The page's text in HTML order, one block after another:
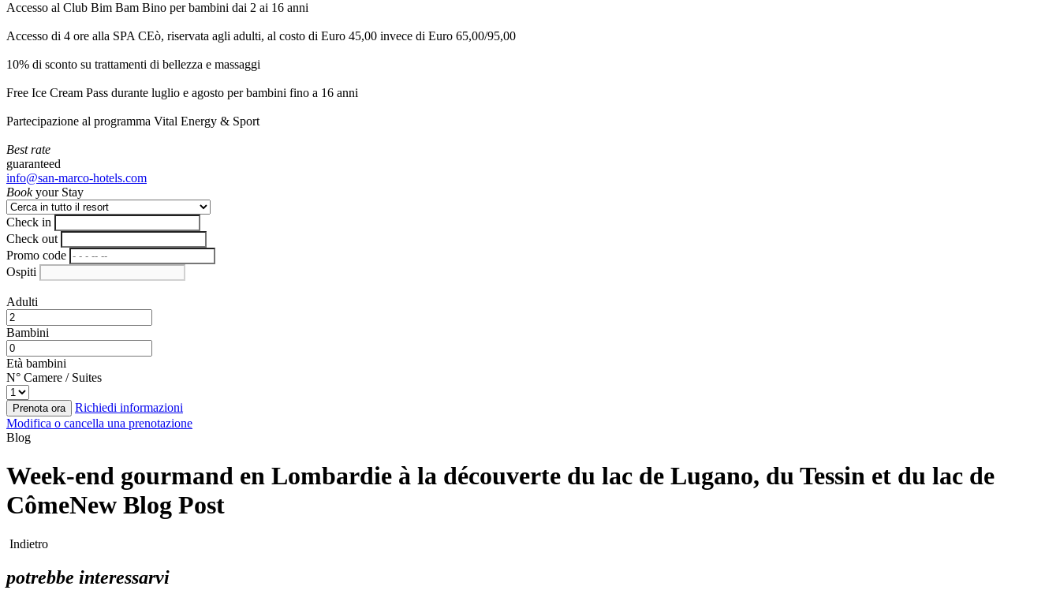
Accesso al Club Bim Bam Bino per bambini dai 2 ai 16 anni
Accesso di 4 ore alla SPA CEò, riservata agli adulti, al costo di Euro 45,00 invece di Euro 65,00/95,00
10% di sconto su trattamenti di bellezza e massaggi
Free Ice Cream Pass durante luglio e agosto per bambini fino a 16 anni
Partecipazione al programma Vital Energy & Sport
Best rate
guaranteed
info@san-marco-hotels.com
Bookyour Stay
Check in
Check out
Promo code
Ospiti
Adulti
Bambini
Età bambini
N° Camere / Suites
Prenota ora
Richiedi informazioni
Modifica o cancella una prenotazione
Blog
Week-end gourmand en Lombardie à la découverte du lac de Lugano, du Tessin et du lac de
CômeNew Blog Post
Indietro
potrebbe interessarvi